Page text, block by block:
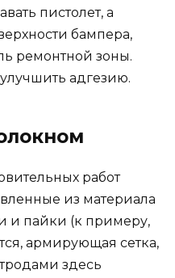
пистолет, а
бампера,
ремонтной зоны.
адгезию.
работ
из материала
и пайки (к примеру,
армирующая сетка,
здесь